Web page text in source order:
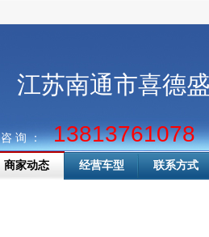
江苏南通市喜德
咨 询 ： 13813761078
商家动态 经营车型 联系方式